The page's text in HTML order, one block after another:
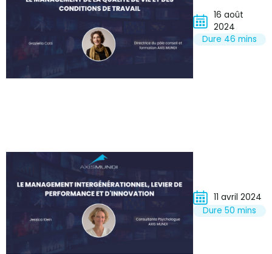
16 août
2024
Dure 46 mins
11 avril 2024
Dure 50 mins